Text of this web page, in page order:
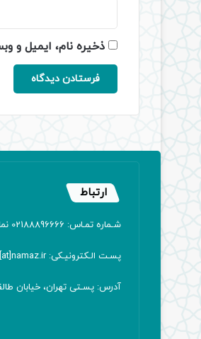
ذخیره نام، ایمیل و
ارتباط
شـماره تمـاس: 02188896666 نمابر: 02188905150
پسـت الـکترونیـکی: info[at]namaz.ir
آدرس: پسـتی تهران، خیابان طالقانی،